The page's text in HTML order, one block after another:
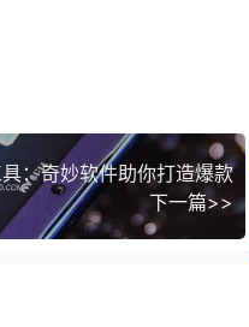
。
：奇妙软件助你打造爆款
下一篇>>